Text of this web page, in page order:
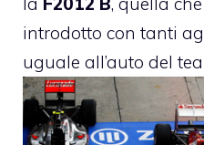
introdotto con tanti
uguale all’auto del